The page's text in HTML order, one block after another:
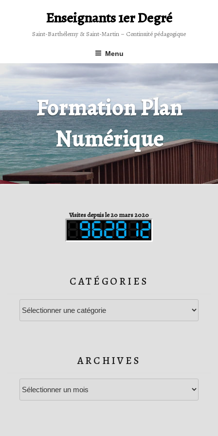
Enseignants 1er Degré
Saint-Barthélemy & Saint-Martin – Continuité pédagogique
Menu
Formation Plan
Numérique
Visites depuis le 20 mars 2020
CATÉGORIES
Catégories
ARCHIVES
Archives